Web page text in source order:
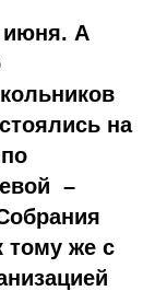
июня. А
на
–
тому же с